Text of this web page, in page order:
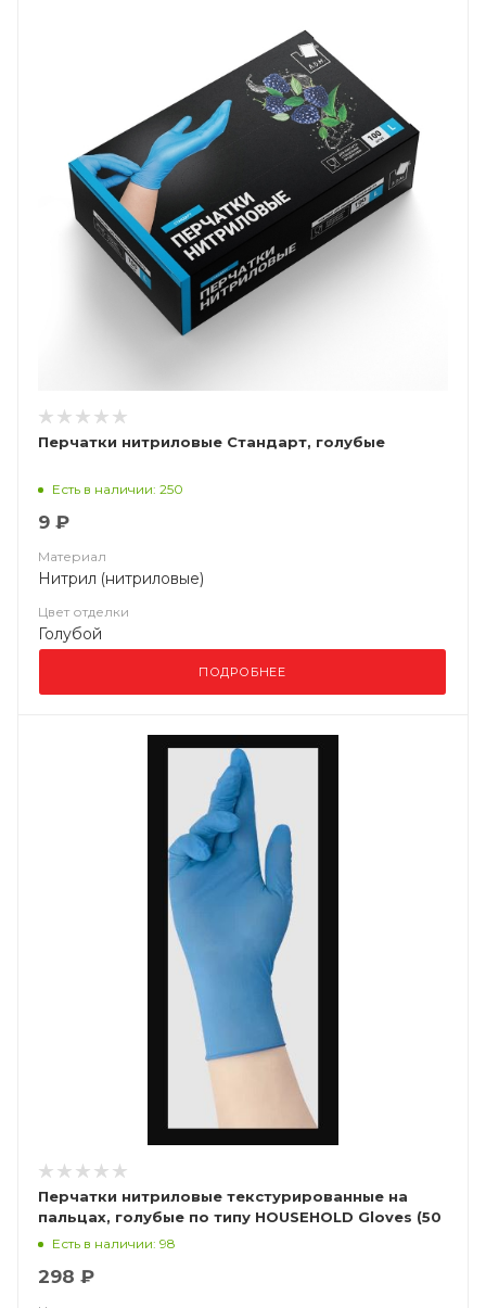
Перчатки нитриловые Стандарт, голубые
Есть в наличии: 250
9 ₽
Материал
Нитрил (нитриловые)
Цвет отделки
Голубой
ПОДРОБНЕЕ
Перчатки нитриловые текстурированные на
пальцах, голубые по типу HOUSEHOLD Gloves (50
пар), Калибр Libry
Есть в наличии: 98
298 ₽